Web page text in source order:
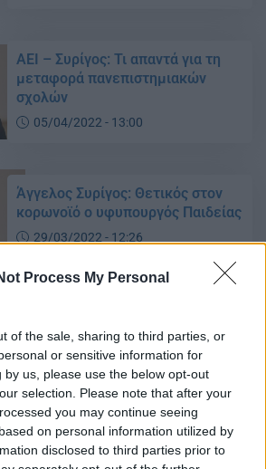
Process My Personal
of the sale, sharing to third parties, or
or sensitive information for
by us, please use the below opt-out
selection. Please note that after your
you may continue seeing
on personal information utilized by
disclosed to third parties prior to
ΑΕΙ – Συρίγος: Τι απαντά για τη
μεταφορά πανεπιστημιακών
σχολών
05/04/2022 - 13:00
Άγγελος Συρίγος: Θετικός στον
κορωνοϊό ο υφυπουργός Παιδείας
29/03/2022 - 12:26
την πιστοποίηση των
προγραμμάτων σπουδών
24/03/2022 - 20:35
Συρίγος: Θερμή υποστήριξη στο
Δημοκρίτειο Πανεπιστήμιο από